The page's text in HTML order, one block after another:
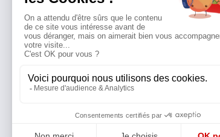
QUI SOMMES-NOUS?MENTIONS LÉGALES
Suivez toutes nos actualités !
NEWSLETTER